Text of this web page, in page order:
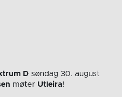
D søndag 30. august
møter Utleira!